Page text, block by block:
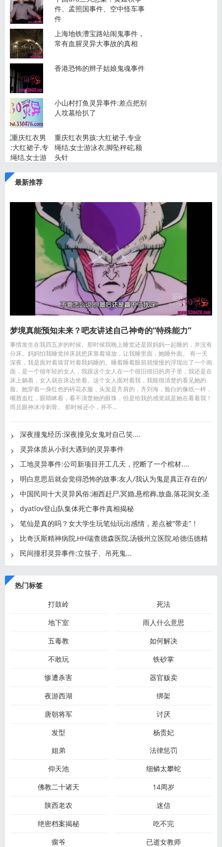
件、孟照国事件、空中怪车事
件
上海地铁漕宝路站闹鬼事件，
常有血腥灵异大事故的真相
香港恐怖的辫子姑娘鬼魂事件
小山村打鱼灵异事件:差点把别
人坟墓给扒了
重庆红衣男孩:大红裙子,专业
绳结,女士游泳衣,脚坠秤砣,额
头针
最新推荐
梦境真能预知未来？吧友讲述自己神奇的“特殊能力”
事情发生在我四五岁的时候。那时候我晚上睡觉还是跟妈妈一起睡的，并没有
分床。妈妈怕我睡觉掉床就把床靠着墙放，让我睡里面，她睡外面。 有一天
深夜，我是面对着墙背对着我妈睡的。睡着睡着眼前就慢慢的浮现出了一个画
面，是一个很年轻的女人，我跟这个女人在一个很旧很旧的房子里，我还是在
床上躺着，女人就在床边坐着。这个女人面对着我，我能很清楚的看见她的
脸。她穿着一身红色的碎花衣服，头发是齐肩的，齐刘海，脸白的像纸一样，
嘴唇血红，眼睛眯着，看不清楚她的眼珠，但是给我的感觉就是她在看着我！
而且眼神冰冷刺骨。 那时候还小，并不...
深夜撞鬼经历:深夜撞见女鬼对自己笑....
灵异体质从小到大遇到的灵异事件
工地灵异事件:公司新项目开工几天，挖断了一个棺材....
明白意思后就会觉得恐怖的故事:友人/我认为鬼是真正存在的/
探
中国民间十大灵异风俗:湘西赶尸,冥婚,悬棺葬,放蛊,落花洞女,圣
dyatlov登山队集体死亡事件真相揭秘
笔仙是真的吗？女大学生玩笔仙玩出感情，差点被“带走”！
比奇沃斯精神病院,HH瑞查德森医院,汤顿州立医院,哈德伍德精
神
民间撞邪灵异事件:立筷子、吊死鬼...
热门标签
打鼓岭
死法
地下室
雨人什么意思
五毒教
如何解决
不敢玩
铁砂掌
惨遭杀害
器官贩卖
夜游西湖
绑架
唐朝将军
讨厌
发型
杨贵妃
姐弟
法律惩罚
仰天池
细鳞太攀蛇
佛教二十诸天
14周岁
陕西老农
迷信
绝密档案揭秘
吃不完
瘸爷
已逝女教师